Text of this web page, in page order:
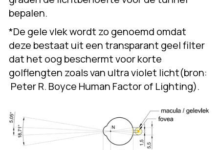
bepalen.
*De gele vlek wordt zo genoemd omdat
deze bestaat uit een transparant geel filter
dat het oog beschermt voor korte
golflengten zoals van ultra violet licht(bron:
Peter R. Boyce Human Factor of Lighting).